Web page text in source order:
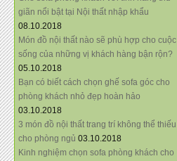
giãn nổi bật tại Nội thất nhập khẩu
08.10.2018
Món đồ nội thất nào sẽ phù hợp cho cuộc
sống của những vị khách hàng bận rộn?
05.10.2018
Bạn có biết cách chọn ghế sofa góc cho
phòng khách nhỏ đẹp hoàn hảo
03.10.2018
3 món đồ nội thất trang trí không thể thiếu
cho phòng ngủ 03.10.2018
Kinh nghiệm chọn sofa phòng khách cho